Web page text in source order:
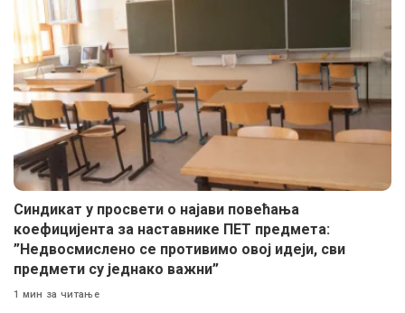
Синдикат у просвети о најави повећања
коефицијента за наставнике ПЕТ предмета:
”Недвосмислено се противимо овој идеји, сви
предмети су једнако важни”
1 мин за читање